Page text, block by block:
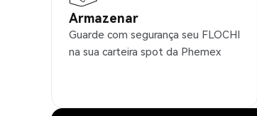
Armazenar
Guarde com segurança seu FLOCHI
na sua carteira spot da Phemex